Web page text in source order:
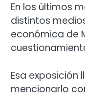
En los últimos
distintos
económica de
Esa
mencionarlo